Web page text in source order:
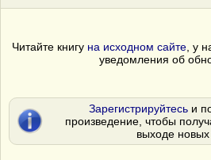
Читайте книгу на исходном сайте, у
уведомления об
Зарегистрируйтесьи
произведение, чтобы
выходе новых